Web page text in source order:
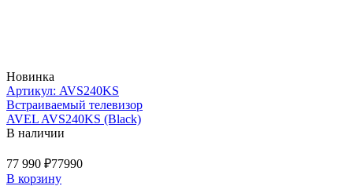
Новинка
Артикул: AVS240KS
Встраиваемый телевизор
AVEL AVS240KS (Black)
В наличии
77 990 ₽77990
В корзину